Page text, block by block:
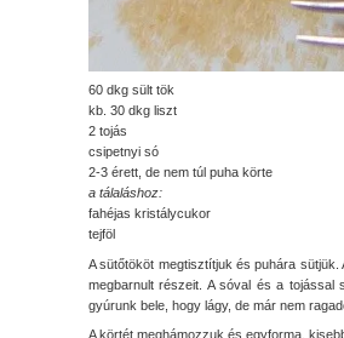
60 dkg sült tök
kb. 30 dkg liszt
2 tojás
csipetnyi só
2-3 érett, de nem túl puha körte
a tálaláshoz:
fahéjas kristálycukor
tejföl
A sütőtököt megtisztítjuk és puhára
megbarnult részeit. A sóval és a tojással
gyúrunk bele, hogy lágy, de már nem
A körtét meghámozzuk és egyforma,